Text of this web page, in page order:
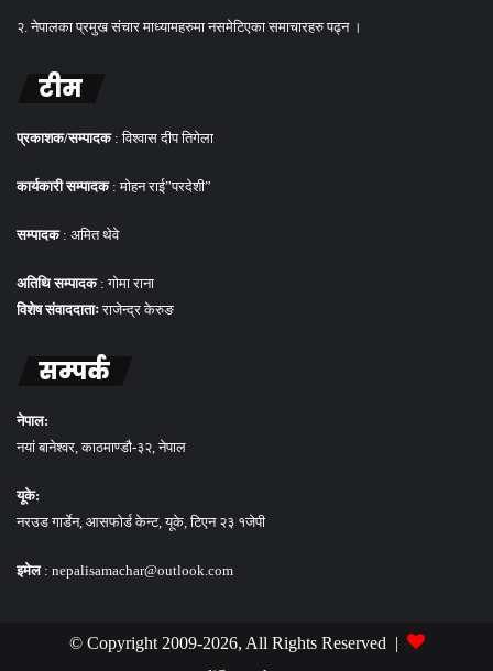
२. नेपालका प्रमुख संचार माध्यामहरुमा नसमेटिएका समाचारहरु पढ्न ।
टीम
प्रकाशक/सम्पादक : विश्वास दीप तिगेला
कार्यकारी सम्पादक: मोहन राई”परदेशी”
सम्पादक: अमित थेवे
अतिथि सम्पादक: गोमा राना
विशेष संवाददाताःराजेन्द्र केरुङ
सम्पर्क
नेपाल:
नयां बानेश्वर, काठमाण्डौ-३२, नेपाल
यूके:
नरउड गार्डेन, आसफोर्ड केन्ट, यूके, टिएन २३ १जेपी
इमेल: nepalisamachar@outlook.com
© Copyright 2009-2026, All Rights Reserved |